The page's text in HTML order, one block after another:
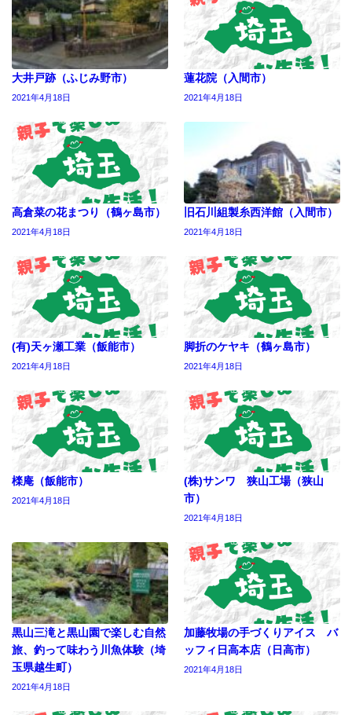
大井戸跡（ふじみ野市）
2021年4月18日
蓮花院（入間市）
2021年4月18日
高倉菜の花まつり（鶴ヶ島市）
2021年4月18日
旧石川組製糸西洋館（入間市）
2021年4月18日
(有)天ヶ瀬工業（飯能市）
2021年4月18日
脚折のケヤキ（鶴ヶ島市）
2021年4月18日
檪庵（飯能市）
2021年4月18日
(株)サンワ 狭山工場（狭山
市）
2021年4月18日
黒山三滝と黒山園で楽しむ自然
旅、釣って味わう川魚体験（埼
玉県越生町）
2021年4月18日
加藤牧場の手づくりアイス バ
ッフィ日高本店（日高市）
2021年4月18日